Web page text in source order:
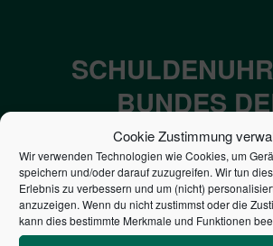
Cookie Zustimmung
Wir verwenden Technologien wie Cookies, um
speichern und/oder darauf zuzugreifen. Wir tun
Erlebnis zu verbessern und um (nicht)
anzuzeigen. Wenn du nicht zustimmst oder die
kann dies bestimmte Merkmale und Funktionen
BUNDES
7,052€
NEUVERSCHULDUNG